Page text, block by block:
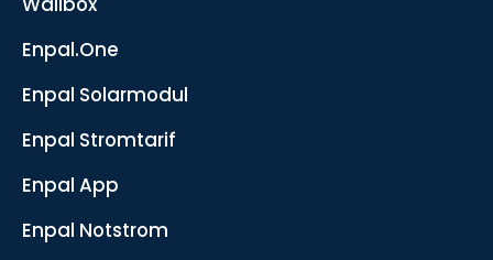
Enpal.One
Enpal Solarmodul
Enpal Stromtarif
Enpal App
Enpal Notstrom